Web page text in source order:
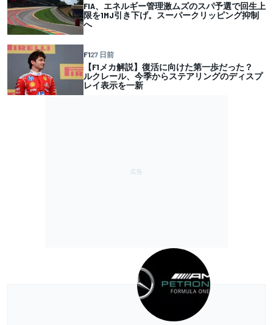
FIA、エネルギー管理激ムズのスパ予選で回生上
限を1MJ引き下げ。スーパークリッピング抑制
へ
F127 日前
【F1メカ解説】復活に向けた第一歩だった？
ルクレール、今季からステアリングのディスプ
レイ表示を一新